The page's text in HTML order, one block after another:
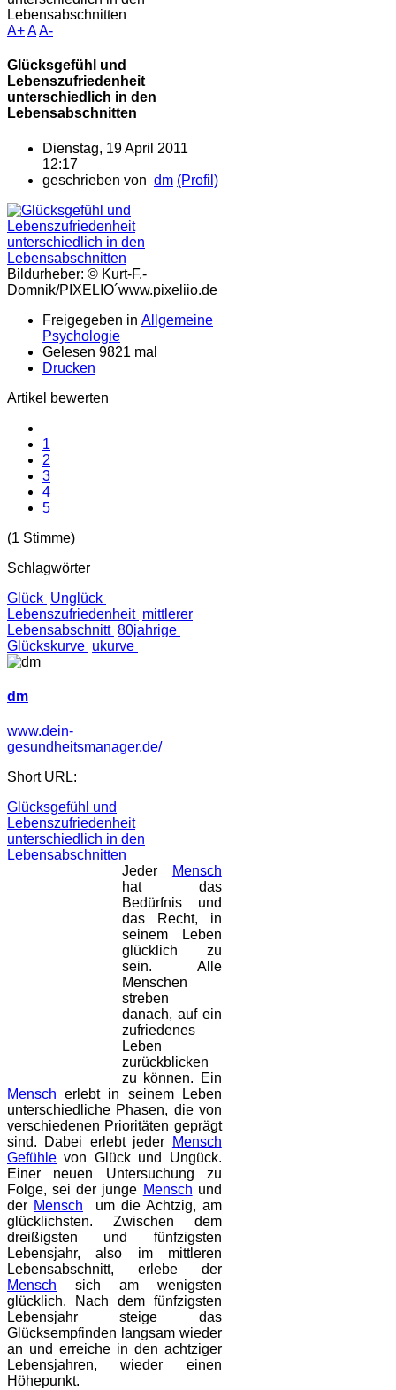
Lebensabschnitten
A+AA-
Glücksgefühl und
Lebenszufriedenheit
unterschiedlich in den
Lebensabschnitten
Dienstag, 19 April 2011
12:17
geschrieben von dm (Profil)
Bildurheber: © Kurt-F.-
Domnik/PIXELIO´www.pixeliio.de
Freigegeben in Allgemeine
Psychologie
Gelesen 9821 mal
Drucken
Artikel bewerten
1
2
3
4
5
(1 Stimme)
Schlagwörter
Glück Unglück
Lebenszufriedenheit mittlerer
Lebensabschnitt 80jahrige
Glückskurve ukurve
dm
www.dein-
gesundheitsmanager.de/
Short URL:
Glücksgefühl und
Lebenszufriedenheit
unterschiedlich in den
Lebensabschnitten
Jeder
Mensch
hat das
Bedürfnis und
das Recht, in
seinem Leben
glücklich zu
sein. Alle
Menschen
streben
danach, auf ein
zufriedenes
Leben
zurückblicken
zu können. Ein
Mensch erlebt in seinem Leben
unterschiedliche Phasen, die von
verschiedenen Prioritäten geprägt
sind. Dabei erlebt jeder
Mensch
Gefühle von Glück und Ungück.
Einer neuen Untersuchung zu
Folge, sei der junge Mensch und
der Mensch um die Achtzig, am
glücklichsten. Zwischen dem
dreißigsten und fünfzigsten
Lebensjahr, also im mittleren
Lebensabschnitt, erlebe der
Mensch sich am wenigsten
glücklich. Nach dem fünfzigsten
Lebensjahr steige das
Glücksempfinden langsam wieder
an und erreiche in den achtziger
Lebensjahren, wieder einen
Höhepunkt.